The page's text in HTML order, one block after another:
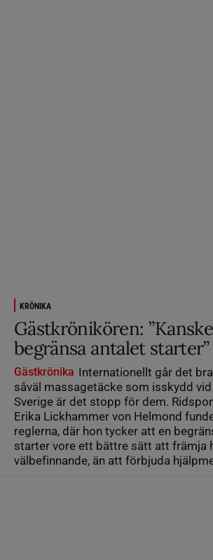
KRÖNIKA
Gästkrönikören:
begränsa antalet starter”
Gästkrönika Internationellt går det
såväl massagetäcke som isskydd
Sverige är det stopp för dem.
Erika Lickhammer von Helmond
reglerna, där hon tycker att en
starter vore ett bättre sätt att främja
välbefinnande, än att förbjuda